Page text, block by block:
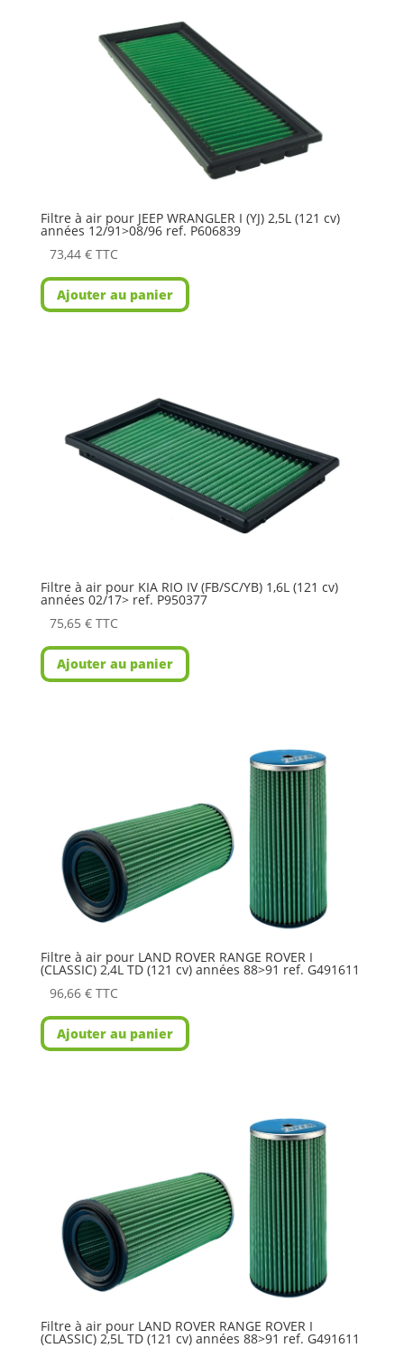
Filtre à air pour JEEP WRANGLER I (YJ) 2,5L (121 cv)
années 12/91>08/96 ref. P606839
73,44 € TTC
Ajouter au panier
Filtre à air pour KIA RIO IV (FB/SC/YB) 1,6L (121 cv)
années 02/17> ref. P950377
75,65 € TTC
Ajouter au panier
Filtre à air pour LAND ROVER RANGE ROVER I
(CLASSIC) 2,4L TD (121 cv) années 88>91 ref. G491611
96,66 € TTC
Ajouter au panier
Filtre à air pour LAND ROVER RANGE ROVER I
(CLASSIC) 2,5L TD (121 cv) années 88>91 ref. G491611